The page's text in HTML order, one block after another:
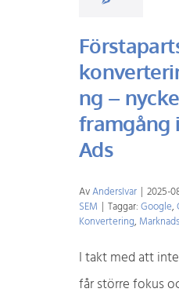
ng –
framgång
Ads
AvAndersIvar | 2025-
SEM | Taggar:Google,
Konvertering,
I takt med att
får större fokus